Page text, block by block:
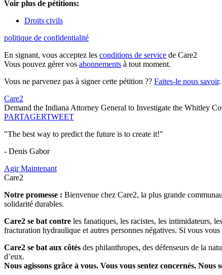
Voir plus de pétitions:
Droits civils
politique de confidentialité
En signant, vous acceptez les conditions de service de Care2
Vous pouvez gérer vos abonnements à tout moment.
Vous ne parvenez pas à signer cette pétition ?? Faites-le nous savoir.
Care2
Demand the Indiana Attorney General to Investigate the Whitley
PARTAGERTWEET
"The best way to predict the future is to create it!"
- Denis Gabor
Agir Maintenant
Care2
Notre promesse : Bienvenue chez Care2, la plus grande
solidarité durables.
Care2 se bat contre les fanatiques, les racistes, les intimidateurs,
fracturation hydraulique et autres personnes négatives. Si vous
Care2 se bat aux côtés des philanthropes, des défenseurs de la
d’eux.
Nous agissons grâce à vous. Vous vous sentez concernés. Nous